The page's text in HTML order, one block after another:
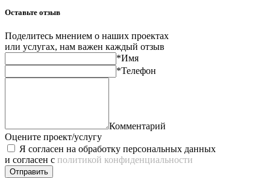
Оставьте отзыв
Поделитесь мнением о наших проектах
или услугах, нам важен каждый отзыв
*Имя
*Телефон
Комментарий
Оцените проект/услугу
Я согласен на обработку персональных данных
и согласен с политикой конфиденциальности
Отправить